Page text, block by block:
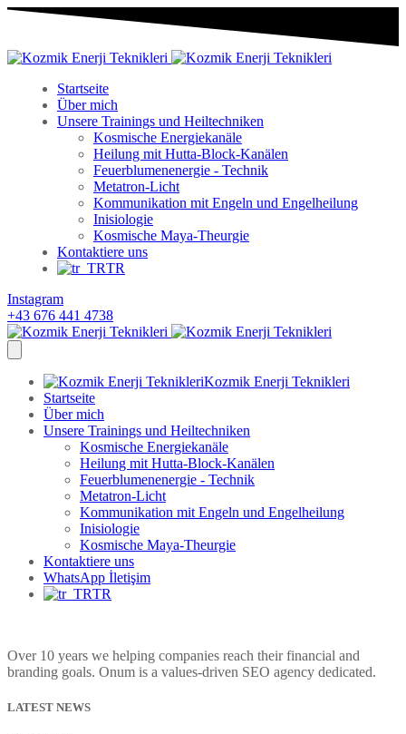
Startseite
Über mich
Unsere Trainings und Heiltechniken
Kosmische Energiekanäle
Heilung mit Hutta-Block-Kanälen
Feuerblumenenergie - Technik
Metatron-Licht
Kommunikation mit Engeln und Engelheilung
Inisiologie
Kosmische Maya-Theurgie
Kontaktiere uns
TR
Instagram
+43 676 441 4738
Kozmik Enerji Teknikleri
Startseite
Über mich
Unsere Trainings und Heiltechniken
Kosmische Energiekanäle
Heilung mit Hutta-Block-Kanälen
Feuerblumenenergie - Technik
Metatron-Licht
Kommunikation mit Engeln und Engelheilung
Inisiologie
Kosmische Maya-Theurgie
Kontaktiere uns
WhatsApp İletişim
TR
Over 10 years we helping companies reach their financial and
branding goals. Onum is a values-driven SEO agency dedicated.
LATEST NEWS